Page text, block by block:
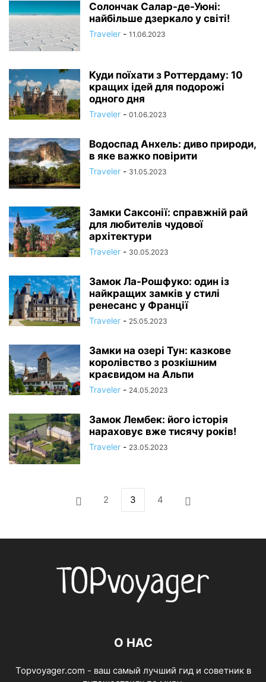
Солончак Салар-де-Уюні:
найбільше дзеркало у світі!
Traveler - 11.06.2023
Куди поїхати з Роттердаму: 10
кращих ідей для подорожі
одного дня
Traveler - 01.06.2023
Водоспад Анхель: диво природи,
в яке важко повірити
Traveler - 31.05.2023
Замки Саксонії: справжній рай
для любителів чудової
архітектури
Traveler - 30.05.2023
Замок Ла-Рошфуко: один із
найкращих замків у стилі
ренесанс у Франції
Traveler - 25.05.2023
Замки на озері Тун: казкове
королівство з розкішним
краєвидом на Альпи
Traveler - 24.05.2023
Замок Лембек: його історія
нараховує вже тисячу років!
Traveler - 23.05.2023
2 3 4
О НАС
Topvoyager.com - ваш самый лучший гид и советник в